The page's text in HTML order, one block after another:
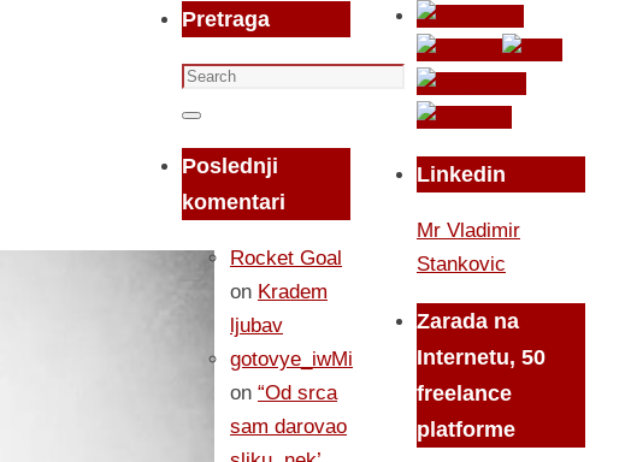
Pretraga
Search
for:
Search
Poslednji
komentari
Rocket Goal
on Kradem
ljubav
gotovye_iwMi
on “Od srca
sam darovao
Linkedin
Mr Vladimir
Stankovic
Zarada na
Internetu, 50
freelance
platforme